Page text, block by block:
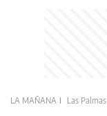
LA MAÑANA Las Palmas